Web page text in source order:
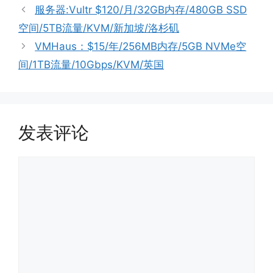
签
服务器:Vultr $120/月/32GB内存/480GB SSD
空间/5TB流量/KVM/新加坡/洛杉矶
VMHaus：$15/年/256MB内存/5GB NVMe空
间/1TB流量/10Gbps/KVM/英国
发表评论